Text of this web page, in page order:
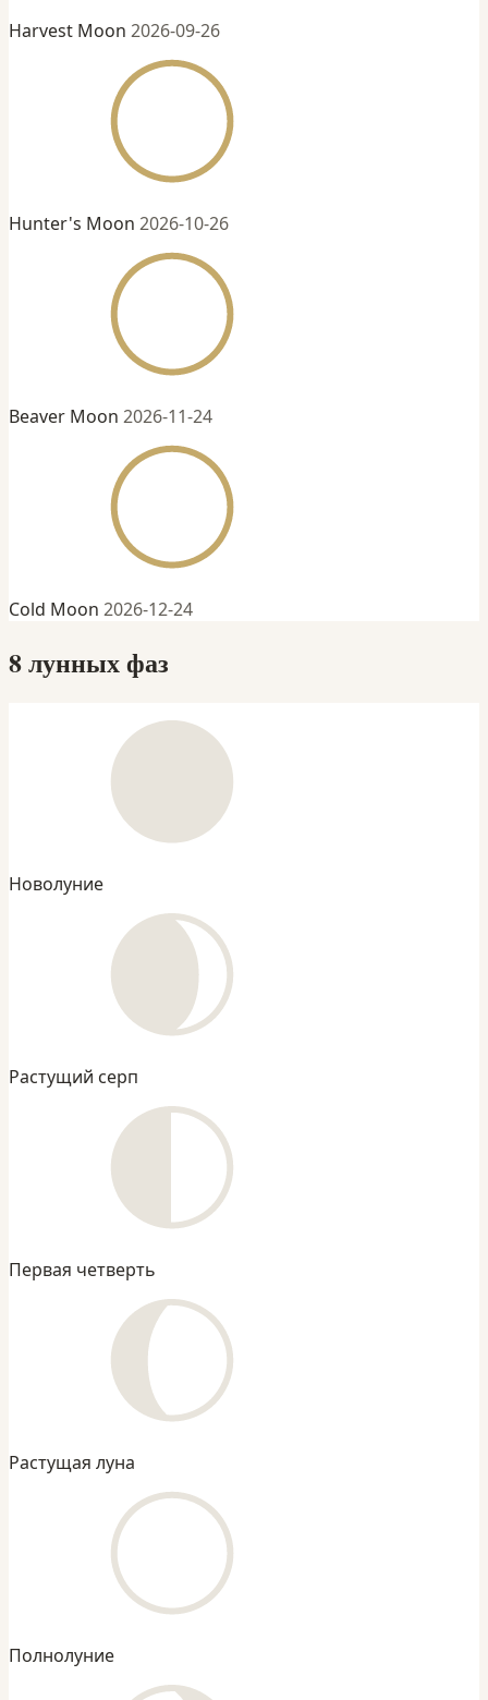
Harvest Moon 2026-09-26
Hunter's Moon 2026-10-26
Beaver Moon 2026-11-24
Cold Moon 2026-12-24
8 лунных фаз
Новолуние
Растущий серп
Первая четверть
Растущая луна
Полнолуние